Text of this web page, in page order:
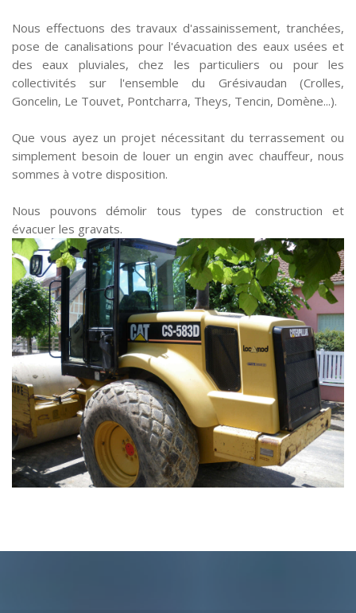
Nous effectuons des travaux d'assainissement, tranchées,
pose de canalisations pour l'évacuation des eaux usées et
des eaux pluviales, chez les particuliers ou pour les
collectivités sur l'ensemble du Grésivaudan (Crolles,
Goncelin, Le Touvet, Pontcharra, Theys, Tencin, Domène...).
Que vous ayez un projet nécessitant du terrassement ou
simplement besoin de louer un engin avec chauffeur, nous
sommes à votre disposition.
Nous pouvons démolir tous types de construction et
évacuer les gravats.